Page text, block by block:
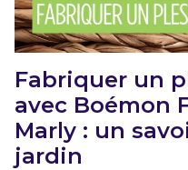
Fabriquer un
avec Boémon
Marly : un
jardin